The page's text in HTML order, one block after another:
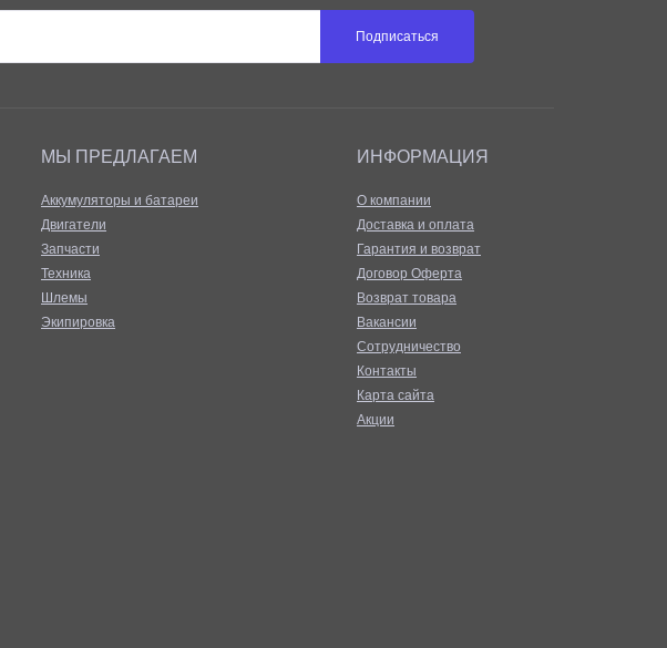
Подписаться
МЫ ПРЕДЛАГАЕМ
Аккумуляторы и батареи
Двигатели
Запчасти
Техника
Шлемы
Экипировка
ИНФОРМАЦИЯ
О компании
Доставка и оплата
Гарантия и возврат
Договор Оферта
Возврат товара
Вакансии
Сотрудничество
Контакты
Карта сайта
Акции